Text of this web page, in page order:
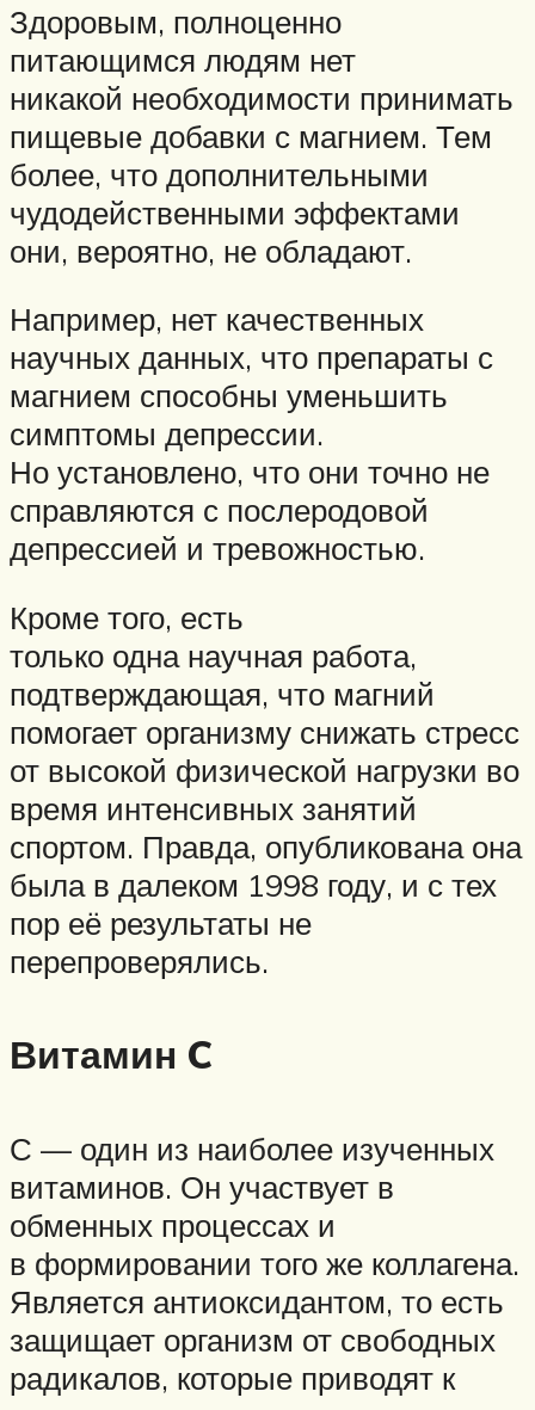
Здоровым, полноценно
питающимся людям нет
никакой необходимости принимать
пищевые добавки с магнием. Тем
более, что дополнительными
чудодейственными эффектами
они, вероятно, не обладают.
Например, нет качественных
научных данных, что препараты с
магнием способны уменьшить
симптомы депрессии.
Но установлено, что они точно не
справляются с послеродовой
депрессией и тревожностью.
Кроме того, есть
только одна научная работа,
подтверждающая, что магний
помогает организму снижать стресс
от высокой физической нагрузки во
время интенсивных занятий
спортом. Правда, опубликована она
была в далеком 1998 году, и с тех
пор её результаты не
перепроверялись.
Витамин C
С — один из наиболее изученных
витаминов. Он участвует в
обменных процессах и
в формировании того же коллагена.
Является антиоксидантом, то есть
защищает организм от свободных
радикалов, которые приводят к